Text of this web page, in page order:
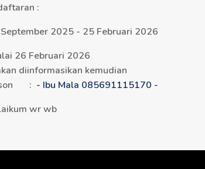
:
2025 - 25 Februari 2026
26 Februari 2026
diinformasikan kemudian
: - Ibu Mala 085691115170 -
wr wb